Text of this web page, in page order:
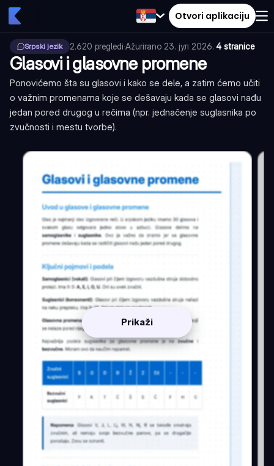
Otvori aplikaciju
Srpski jezik 2.620 pregledi·Ažurirano 23. јул 2026.·4 stranice
Glasovi i glasovne promene
Ponovićemo šta su glasovi i kako se dele, a zatim ćemo učiti
o važnim promenama koje se dešavaju kada se glasovi nađu
jedan pored drugog u rečima (npr. jednačenje suglasnika po
zvučnosti i mestu tvorbe).
Prikaži